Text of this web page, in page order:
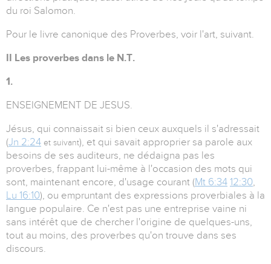
du roi Salomon.
Pour le livre canonique des Proverbes, voir l'art, suivant.
II Les proverbes dans le N.T.
1.
ENSEIGNEMENT DE JESUS.
Jésus, qui connaissait si bien ceux auxquels il s'adressait
(Jn 2:24 et suivant), et qui savait approprier sa parole aux
besoins de ses auditeurs, ne dédaigna pas les
proverbes, frappant lui-même à l'occasion des mots qui
sont, maintenant encore, d'usage courant (Mt 6:34 12:30,
Lu 16:10), ou empruntant des expressions proverbiales à la
langue populaire. Ce n'est pas une entreprise vaine ni
sans intérêt que de chercher l'origine de quelques-uns,
tout au moins, des proverbes qu'on trouve dans ses
discours.